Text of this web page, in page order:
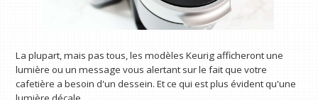
La plupart, mais pas tous, les modèles Keurig afficheront une
lumière ou un message vous alertant sur le fait que votre
cafetière a besoin d'un dessein. Et ce qui est plus évident qu'une